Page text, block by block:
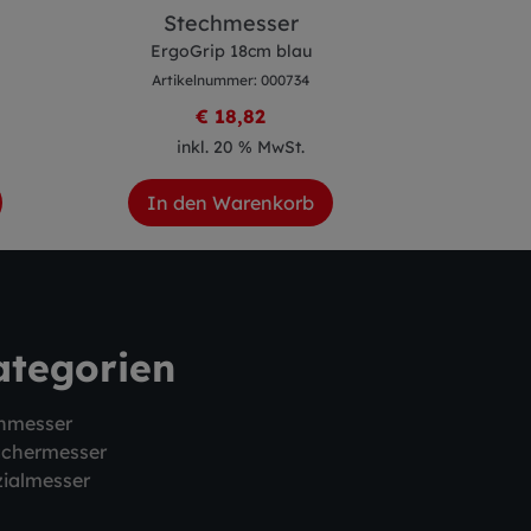
Stechmesser
ErgoGrip 18cm blau
Artikelnummer: 000734
€ 18,82
inkl. 20 % MwSt.
In den Warenkorb